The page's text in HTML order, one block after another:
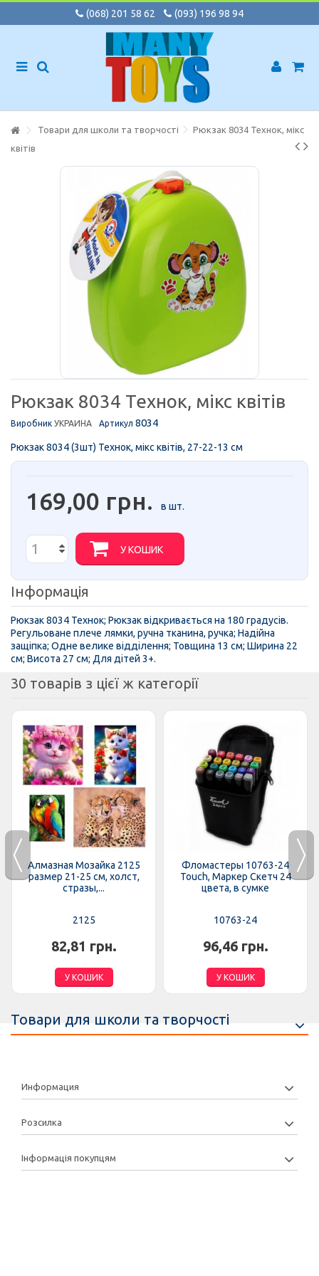
(068) 201 58 62 (093) 196 98 94
Товари для школи та творчості
Рюкзак 8034 Технок, мікс
квітів
Рюкзак 8034 Технок, мікс квітів
Виробник УКРАИНА Артикул 8034
Рюкзак 8034 (3шт) Технок, мікс квітів, 27-22-13 см
169,00 грн. в шт.
У КОШИК
Інформація
Рюкзак 8034 Технок; Рюкзак відкривається на 180 градусів.
Регульоване плече лямки, ручна тканина, ручка; Надійна
защіпка; Одне велике відділення; Товщина 13 см; Ширина 22
см; Висота 27 см; Для дітей 3+.
30 товарів з цієї ж категорії
Алмазная Мозайка 2125
размер 21-25 см, холст,
стразы,...
2125
82,81 грн.
У КОШИК
Фломастеры 10763-24
Touch, Маркер Скетч 24
цвета, в сумке
10763-24
96,46 грн.
У КОШИК
Товари для школи та творчості
Информация
Розсилка
Інформація покупцям